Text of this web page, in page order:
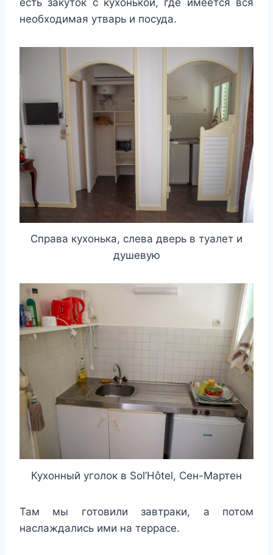
необходимая утварь и посуда.
Справа кухонька, слева дверь в туалет и
душевую
Кухонный уголок в Sol’Hôtel, Сен-Мартен
Там мы готовили завтраки, а потом
наслаждались ими на террасе.